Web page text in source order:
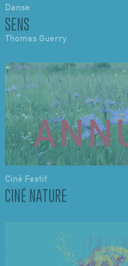
Danse
SENS
Thomas Guerry
Ciné Festif
CINÉ NATURE